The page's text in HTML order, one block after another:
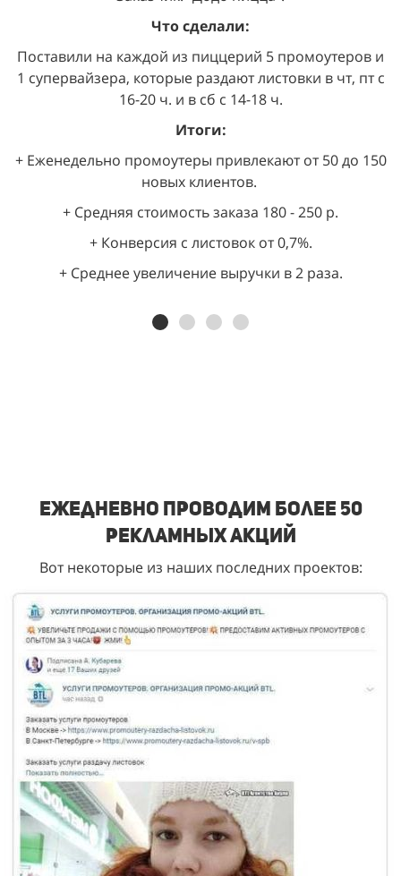
Что сделали:
Поставили на каждой из пиццерий 5 промоутеров и
1 супервайзера, которые раздают листовки в чт, пт с
16-20 ч. и в сб с 14-18 ч.
Итоги:
+ Еженедельно промоутеры привлекают от 50 до 150
новых клиентов.
+ Средняя стоимость заказа 180 - 250 р.
+ Конверсия с листовок от 0,7%.
+ Среднее увеличение выручки в 2 раза.
Ежедневно проводим более 50
рекламных акций
Вот некоторые из наших последних проектов: